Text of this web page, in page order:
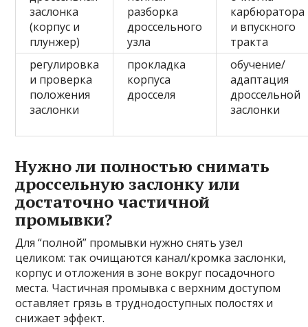
заслонка
(корпус и
плунжер)
разборка
дроссельного
узла
карбюратора
и впускного
тракта
регулировка
и проверка
положения
заслонки
прокладка
корпуса
дросселя
обучение/
адаптация
дроссельной
заслонки
Нужно ли полностью снимать
дроссельную заслонку или
достаточно частичной
промывки?
Для “полной” промывки нужно снять узел
целиком: так очищаются канал/кромка заслонки,
корпус и отложения в зоне вокруг посадочного
места. Частичная промывка с верхним доступом
оставляет грязь в труднодоступных полостях и
снижает эффект.